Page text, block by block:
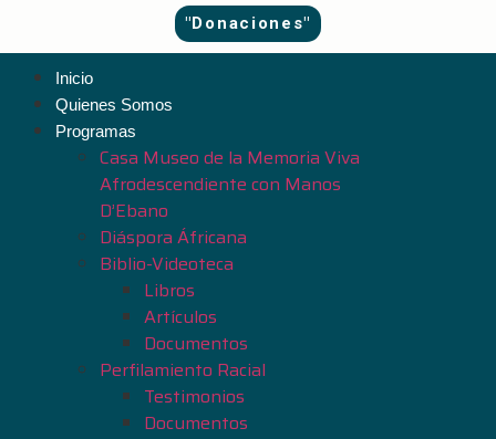
"Donaciones"
Inicio
Quienes Somos
Programas
Casa Museo de la Memoria Viva
Afrodescendiente con Manos
D’Ebano
Diáspora Áfricana
Biblio-Videoteca
Libros
Artículos
Documentos
Perfilamiento Racial
Testimonios
Documentos